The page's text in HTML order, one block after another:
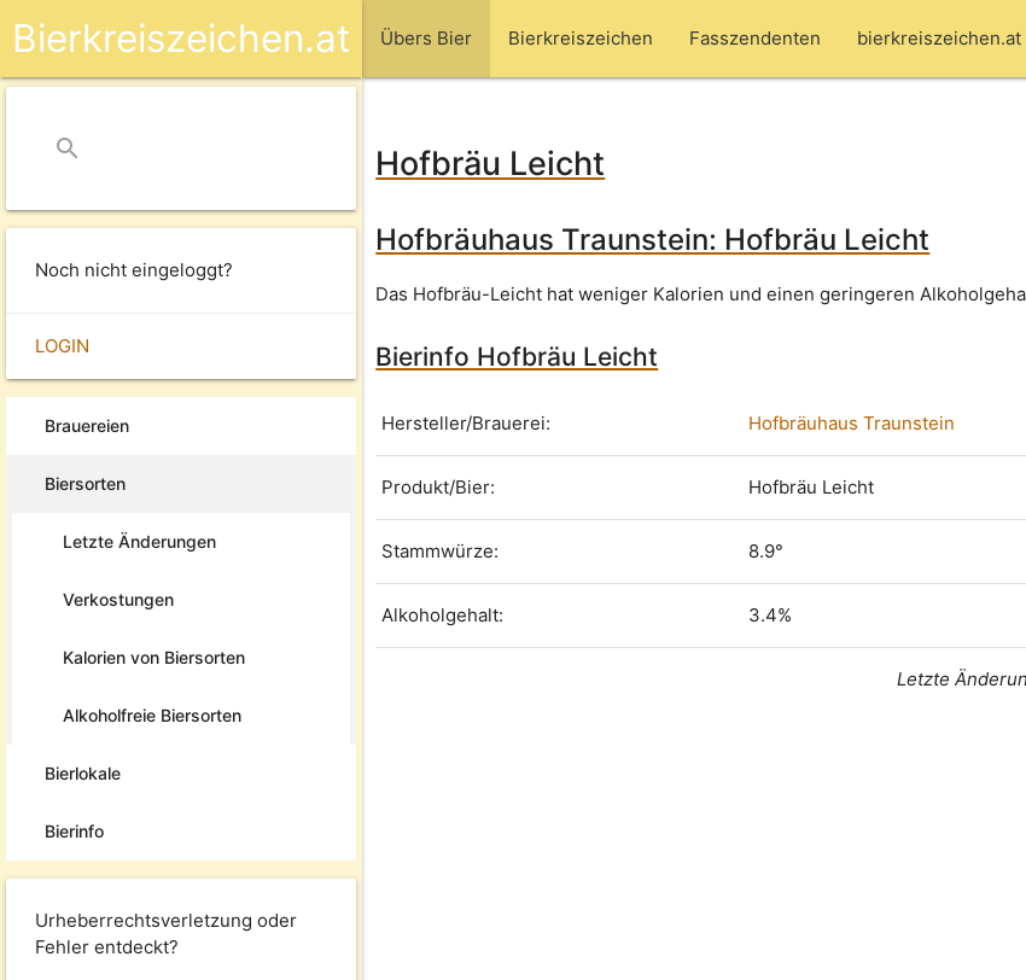
Übers Bier Bierkreiszeichen Fasszendenten bierkreiszeichen.at
Bierkreiszeichen.at
search
Noch nicht eingeloggt?
LOGIN
Brauereien
Biersorten
Letzte Änderungen
Verkostungen
Kalorien von Biersorten
Alkoholfreie Biersorten
Bierlokale
Bierinfo
Urheberrechtsverletzung oder
Fehler entdeckt?
Hofbräu Leicht
Hofbräuhaus Traunstein: Hofbräu Leicht
Das Hofbräu-Leicht hat weniger Kalorien und einen geringeren
Bierinfo Hofbräu Leicht
Hersteller/Brauerei: Hofbräuhaus Traunstein
Produkt/Bier: Hofbräu Leicht
Stammwürze: 8.9°
Alkoholgehalt: 3.4%
Letzte